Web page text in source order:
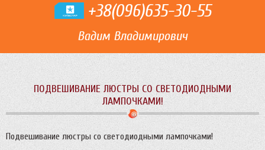
+38(096)635-30-55
Вадим Владимирович
ПОДВЕШИВАНИЕ ЛЮСТРЫ СО СВЕТОДИОДНЫМИ
ЛАМПОЧКАМИ!
Подвешивание люстры со светодиодными лампочками!